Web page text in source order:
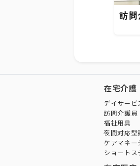
訪問
在宅介護
デイサービ
訪問介護員
福祉用具
夜間対応型
ケアマネー
ショートス